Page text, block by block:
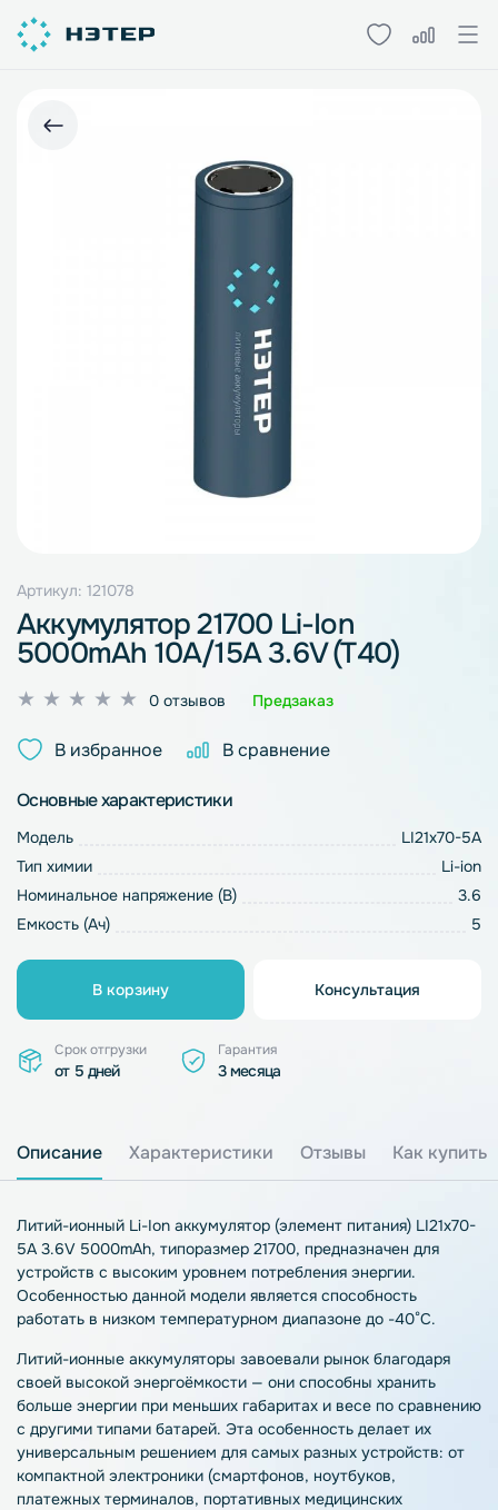
Артикул: 121078
Аккумулятор 21700 Li-Ion
5000mAh 10A/15A 3.6V (T40)
Оценка
из
0 отзывов Предзаказ
В избранное В сравнение
Основные характеристики
Модель
LI21x70-5A
Тип химии
Li-ion
Номинальное напряжение (В)
3.6
Емкость (Ач)
5
В корзину Консультация
Срок отгрузки
от 5 дней
Гарантия
3 месяца
Описание Характеристики Отзывы Как купить
Литий-ионный Li-Ion аккумулятор (элемент питания) LI21x70-
5A 3.6V 5000mAh, типоразмер 21700, предназначен для
устройств с высоким уровнем потребления энергии.
Особенностью данной модели является способность
работать в низком температурном диапазоне до -40°С.
Литий-ионные аккумуляторы завоевали рынок благодаря
своей высокой энергоёмкости — они способны хранить
больше энергии при меньших габаритах и весе по сравнению
с другими типами батарей. Эта особенность делает их
универсальным решением для самых разных устройств: от
компактной электроники (смартфонов, ноутбуков,
платежных терминалов, портативных медицинских